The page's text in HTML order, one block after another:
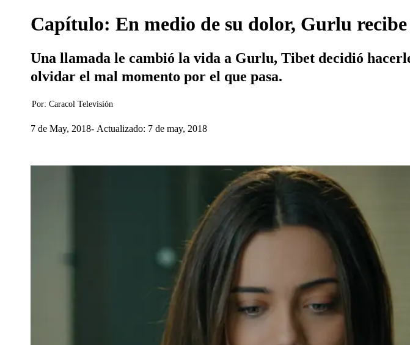
Capítulo: En medio de su dolor, Gurlu
Una llamada le cambió la vida a Gurlu, Tibet decidió
olvidar el mal momento por el que pasa.
Por: Caracol Televisión
7 de May, 2018 Actualizado: 7 de may, 2018